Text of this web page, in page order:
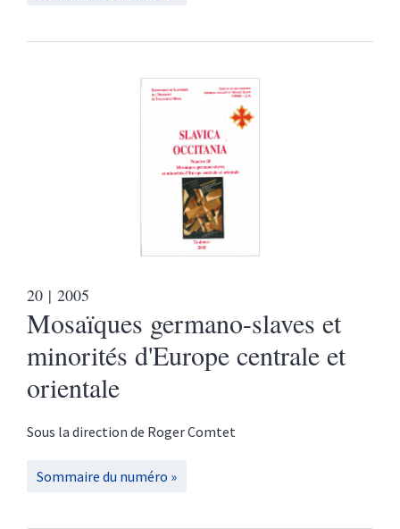
20 | 2005
Mosaïques germano-slaves et
minorités d'Europe centrale et
orientale
Sous la direction de RogerComtet
Sommaire du numéro